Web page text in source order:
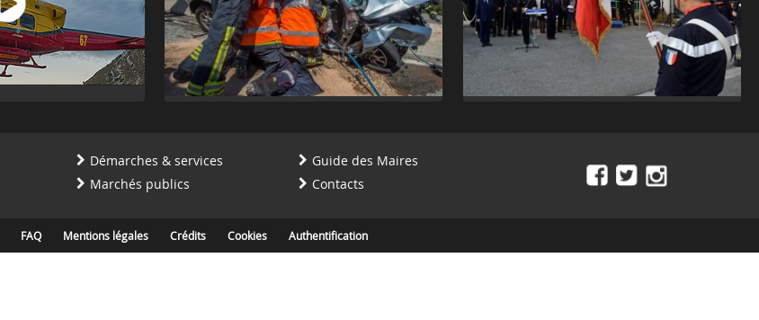
Démarches & services
Marchés publics
Guide des Maires
Contacts
FAQ Mentions légales Crédits Cookies Authentification